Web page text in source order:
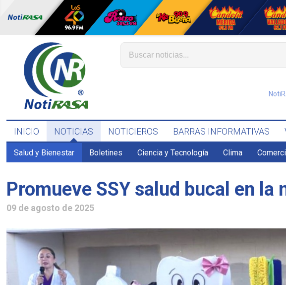
INICIO NOTICIAS NOTICIEROS BARRAS INFORMATIVAS
Salud y Bienestar Boletines Ciencia y Tecnología Clima
Promueve SSY salud bucal en la
09 de agosto de 2025